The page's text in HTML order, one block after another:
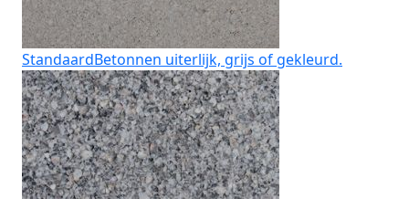
StandaardBetonnen uiterlijk, grijs of gekleurd.